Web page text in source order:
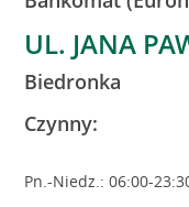
UL. JANA
Biedronka
Czynny:
Pn.-Niedz.: 06:00-